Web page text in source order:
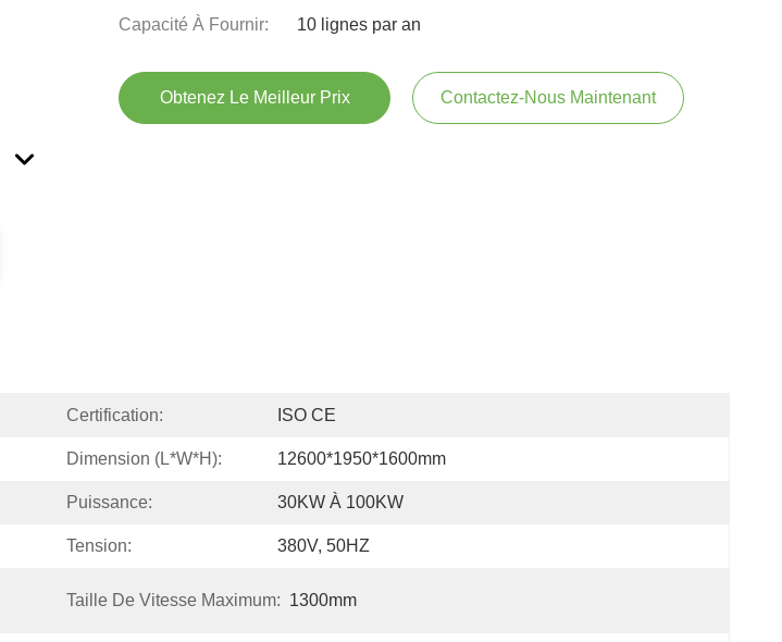
Capacité À Fournir: 10 lignes par an
Obtenez Le Meilleur Prix Contactez-Nous Maintenant
Certification: ISO CE
Dimension (L*W*H): 12600*1950*1600mm
Puissance: 30KW À 100KW
Tension: 380V, 50HZ
Taille De Vitesse Maximum: 1300mm